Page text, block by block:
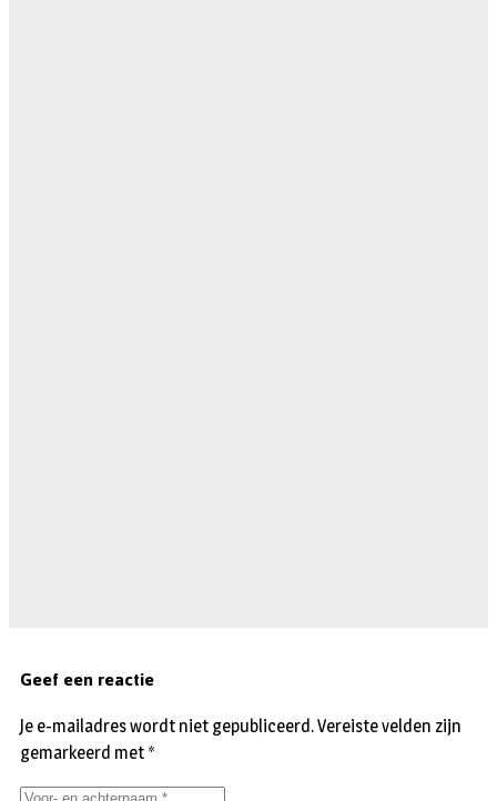
Geef een reactie
Je e-mailadres wordt niet gepubliceerd.Vereiste velden zijn
gemarkeerd met *